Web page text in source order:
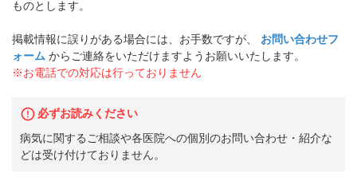
ものとします。
掲載情報に誤りがある場合には、お手数ですが、
お問い合わせフ
ォーム からご連絡をいただけますようお願いいたします。
※お電話での対応は行っておりません
必ずお読みください
病気に関するご相談や各医院への個別のお問い合わせ・紹介な
どは受け付けておりません。